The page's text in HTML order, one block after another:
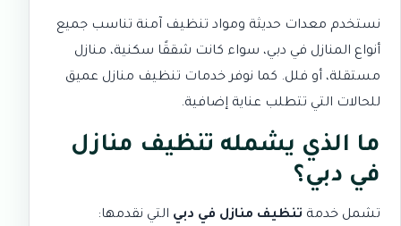
نستخدم معدات حديثة ومواد تنظيف آمنة تناسب جميع
أنواع المنازل في دبي، سواء كانت شققًا سكنية، منازل
مستقلة، أو فلل. كما نوفر خدمات تنظيف منازل عميق
للحالات التي تتطلب عناية إضافية.
ما الذي يشمله تنظيف منازل
في دبي؟
تشمل خدمة تنظيف منازل في دبي التي نقدمها: